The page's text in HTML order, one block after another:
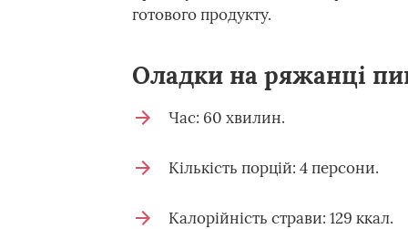
готового продукту.
Оладки на ряжанці
Час: 60 хвилин.
Кількість порцій: 4 персони.
Калорійність страви: 129 ккал.